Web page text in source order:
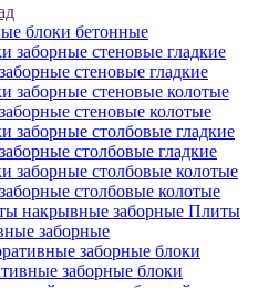
блоки бетонные
стеновые гладкие
стеновые колотые
столбовые гладкие
столбовые колотые
Плиты
заборные
заборные блоки